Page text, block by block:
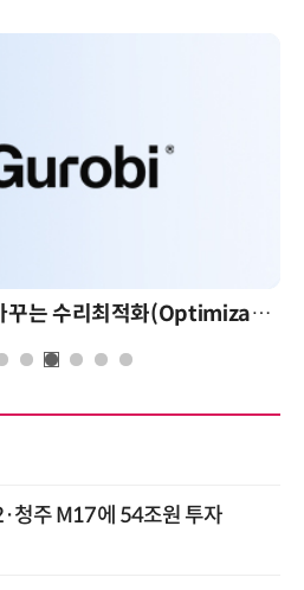
AI 시대의 의사결정을 바꾸는 수리최적화(Optimization): 실제 산업 적용 사례와 활용 전략
청주 M17에 54조원 투자